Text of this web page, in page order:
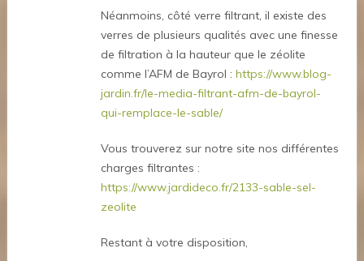
Néanmoins, côté verre filtrant, il existe des
verres de plusieurs qualités avec une finesse
de filtration à la hauteur que le zéolite
comme l’AFM de Bayrol : https://www.blog-
jardin.fr/le-media-filtrant-afm-de-bayrol-
qui-remplace-le-sable/
Vous trouverez sur notre site nos différentes
charges filtrantes :
https://www.jardideco.fr/2133-sable-sel-
zeolite
Restant à votre disposition,